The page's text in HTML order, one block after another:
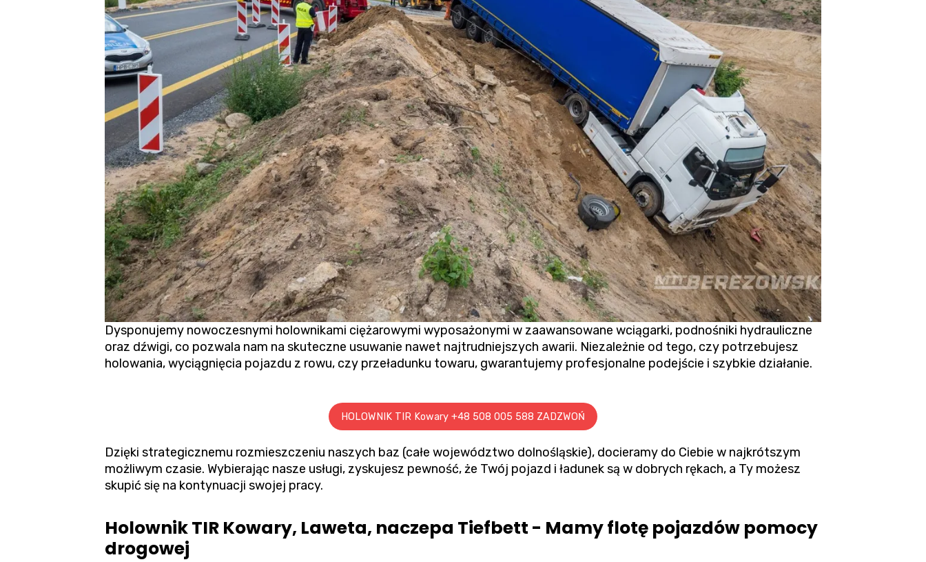
Dysponujemy nowoczesnymi holownikami ciężarowymi wyposażonymi w zaawansowane wciągarki, podnośniki hydrauliczne
oraz dźwigi, co pozwala nam na skuteczne usuwanie nawet najtrudniejszych awarii. Niezależnie od tego, czy potrzebujesz
holowania,wyciągnięcia pojazdu z rowu, czy przeładunku towaru, gwarantujemy profesjonalne podejście i szybkie działanie.
HOLOWNIK TIR Kowary +48 508 005 588 ZADZWOŃ
Dzięki strategicznemu rozmieszczeniu naszych baz (całe województwo dolnośląskie), docieramy do Ciebie w najkrótszym
możliwym czasie. Wybierając nasze usługi, zyskujesz pewność, że Twój pojazd i ładunek są w dobrych rękach, a Ty możesz
skupić się na kontynuacji swojej pracy.
Holownik TIR Kowary, Laweta, naczepa Tiefbett - Mamy flotę pojazdów pomocy
drogowej